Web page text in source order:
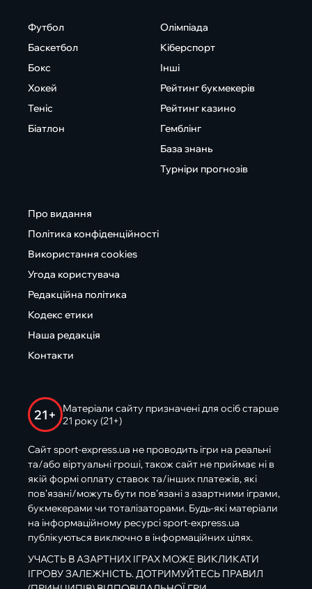
Футбол
Баскетбол
Бокс
Хокей
Теніс
Біатлон
Олімпіада
Кіберспорт
Інші
Рейтинг букмекерів
Рейтинг казино
Гемблінг
База знань
Турніри прогнозів
Про видання
Політика конфіденційності
Використання cookies
Угода користувача
Редакційна політика
Кодекс етики
Наша редакція
Контакти
21+
Матеріали сайту призначені для осіб старше
21 року (21+)
Сайт sport-express.ua не проводить ігри на реальні
та/або віртуальні гроші, також сайт не приймає ні в
якій формі оплату ставок та/інших платежів, які
пов’язані/можуть бути пов’язані з азартними іграми,
букмекерами чи тоталізаторами. Будь-які матеріали
на інформаційному ресурсі sport-express.ua
публікуються виключно в інформаційних цілях.
УЧАСТЬ В АЗАРТНИХ ІГРАХ МОЖЕ ВИКЛИКАТИ
ІГРОВУ ЗАЛЕЖНІСТЬ. ДОТРИМУЙТЕСЬ ПРАВИЛ